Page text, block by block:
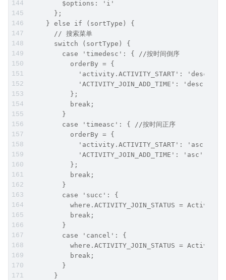
        $options: 'i'
      };
    } else if (sortType) {
      // 搜索菜单
      switch (sortType) {
        case 'timedesc': { //按时间倒序
          orderBy = {
            'activity.ACTIVITY_START': 'desc',
            'ACTIVITY_JOIN_ADD_TIME': 'desc'
          };
          break;
        }
        case 'timeasc': { //按时间正序
          orderBy = {
            'activity.ACTIVITY_START': 'asc',
            'ACTIVITY_JOIN_ADD_TIME': 'asc'
          };
          break;
        }
        case 'succ': {
where.ACTIVITY_JOIN_STATUS =
          break;
        }
        case 'cancel': {
where.ACTIVITY_JOIN_STATUS =
          break;
        }
      }